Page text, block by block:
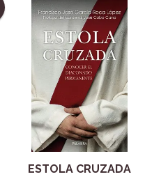
ESTOLA CRUZADA